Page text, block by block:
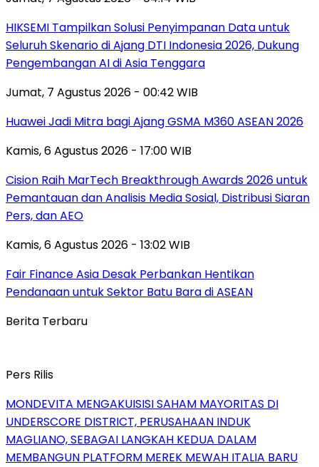
HIKSEMI Tampilkan Solusi Penyimpanan Data untuk
Seluruh Skenario di Ajang DTI Indonesia 2026, Dukung
Pengembangan AI di Asia Tenggara
Jumat, 7 Agustus 2026 - 00:42 WIB
Huawei Jadi Mitra bagi Ajang GSMA M360 ASEAN 2026
Kamis, 6 Agustus 2026 - 17:00 WIB
Cision Raih MarTech Breakthrough Awards 2026 untuk
Pemantauan dan Analisis Media Sosial, Distribusi Siaran
Pers, dan AEO
Kamis, 6 Agustus 2026 - 13:02 WIB
Fair Finance Asia Desak Perbankan Hentikan
Pendanaan untuk Sektor Batu Bara di ASEAN
Berita Terbaru
Pers Rilis
MONDEVITA MENGAKUISISI SAHAM MAYORITAS DI
UNDERSCORE DISTRICT, PERUSAHAAN INDUK
MAGLIANO, SEBAGAI LANGKAH KEDUA DALAM
MEMBANGUN PLATFORM MEREK MEWAH ITALIA BARU